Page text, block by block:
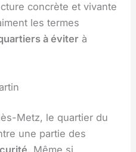
concrète et vivante
les termes
à éviter à
Metz, le quartier du
une partie des